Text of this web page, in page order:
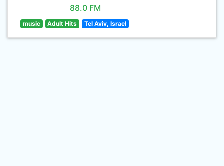
88.0 FM
music Adult Hits Tel Aviv, Israel